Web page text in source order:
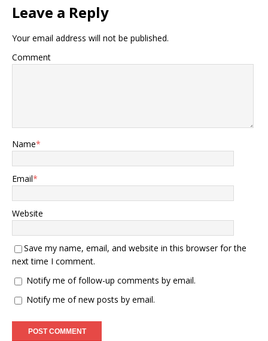
Leave a Reply
Your email address will not be published.
Comment
Name*
Email*
Website
Save my name, email, and website in this browser for the
next time I comment.
Notify me of follow-up comments by email.
Notify me of new posts by email.